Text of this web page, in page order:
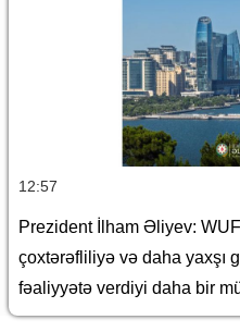
12:57
Prezident İlham Əliyev:
çoxtərəfliliyə və daha yaxşı
fəaliyyətə verdiyi daha bir